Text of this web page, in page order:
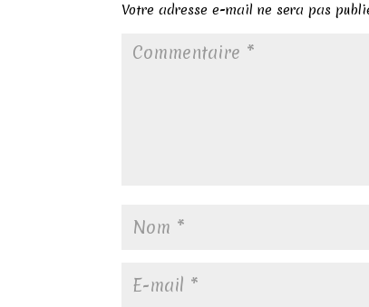
Votre adresse e-mail ne sera pas